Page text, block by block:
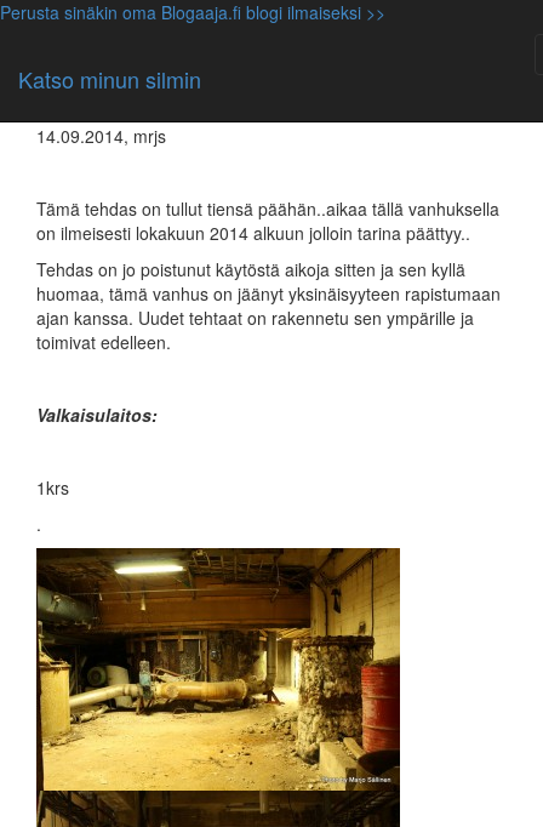
Perusta sinäkin oma Blogaaja.fi blogi ilmaiseksi >>
Katso minun silmin
Yleinen
Äänekosken vanha sulfaattitehdas,
ja sulfaattitehtaan valkaisulaistos
14.09.2014, mrjs
Tämä tehdas on tullut tiensä päähän..aikaa tällä vanhuksella
on ilmeisesti lokakuun 2014 alkuun jolloin tarina päättyy..
Tehdas on jo poistunut käytöstä aikoja sitten ja sen kyllä
huomaa, tämä vanhus on jäänyt yksinäisyyteen rapistumaan
ajan kanssa. Uudet tehtaat on rakennetu sen ympärille ja
toimivat edelleen.
Valkaisulaitos:
1krs
.